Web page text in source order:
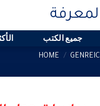
جميع الكتب
HOME / GENREIC